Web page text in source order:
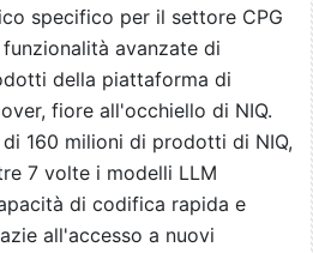
specifico per il settore CPG
avanzate di
della piattaforma di
fiore all'occhiello di NIQ.
160 milioni di prodotti di NIQ,
7 volte i modelli LLM
di codifica rapida e
all'accesso a nuovi